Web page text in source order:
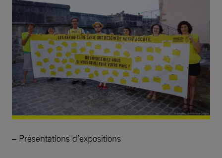
– Présentations d’expositions